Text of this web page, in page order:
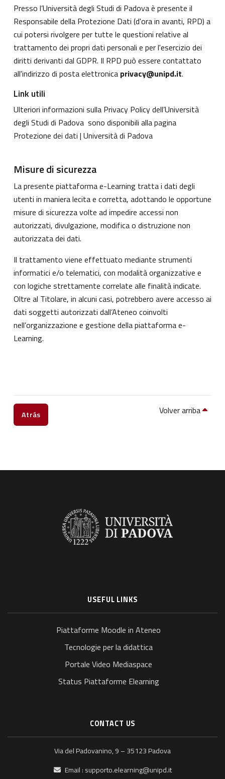
Presso l’Università degli Studi di Padova è presente il
Responsabile della Protezione Dati (d'ora in avanti, RPD) a
cui potersi rivolgere per tutte le questioni relative al
trattamento dei propri dati personali e per l'esercizio dei
diritti derivanti dal GDPR. Il RPD può essere contattato
all'indirizzo di posta elettronica privacy@unipd.it.
Link utili
Ulteriori informazioni sulla Privacy Policy dell’Università
degli Studi di Padova sono disponibili alla pagina
Protezione dei dati | Università di Padova
Misure di sicurezza
La presente piattaforma e-Learning tratta i dati degli
utenti in maniera lecita e corretta, adottando le opportune
misure di sicurezza volte ad impedire accessi non
autorizzati, divulgazione, modifica o distruzione non
autorizzata dei dati.
Il trattamento viene effettuato mediante strumenti
informatici e/o telematici, con modalità organizzative e
con logiche strettamente correlate alle finalità indicate.
Oltre al Titolare, in alcuni casi, potrebbero avere accesso ai
dati soggetti autorizzati dall’Ateneo coinvolti
nell’organizzazione e gestione della piattaforma e-
Learning.
Atrás Volver arriba
USEFUL LINKS
Piattaforme Moodle in Ateneo
Tecnologie per la didattica
Portale Video Mediaspace
Status Piattaforme Elearning
CONTACT US
Via del Padovanino, 9 – 35123 Padova
Email : supporto.elearning@unipd.it